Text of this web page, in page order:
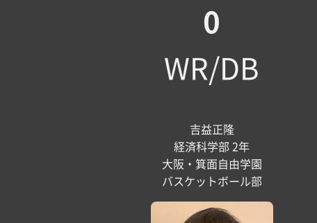
0
WR/DB
吉益正隆
経済科学部 2年
大阪・箕面自由学園
バスケットボール部